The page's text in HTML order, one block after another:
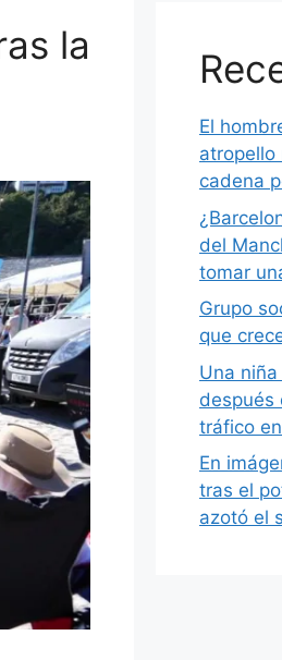
la
El
atropello
cadena
del
tomar
Grupo
que
Una
después
tráfico
En
tras el
azotó el